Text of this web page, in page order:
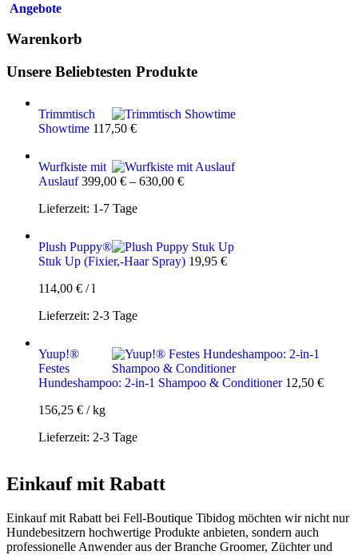
Angebote
Warenkorb
Unsere Beliebtesten Produkte
Trimmtisch
Showtime 117,50 €
Wurfkiste mit
Auslauf 399,00 € – 630,00 €
Lieferzeit: 1-7 Tage
Plush Puppy®
Stuk Up (Fixier,-Haar Spray) 19,95 €
114,00 € /l
Lieferzeit: 2-3 Tage
Yuup!®
Festes
Hundeshampoo: 2-in-1 Shampoo & Conditioner 12,50 €
156,25 € /kg
Lieferzeit: 2-3 Tage
Einkauf mit Rabatt
Einkauf mit Rabatt bei Fell-Boutique Tibidog möchten wir nicht nur
Hundebesitzern hochwertige Produkte anbieten, sondern auch
professionelle Anwender aus der Branche Groomer, Züchter und